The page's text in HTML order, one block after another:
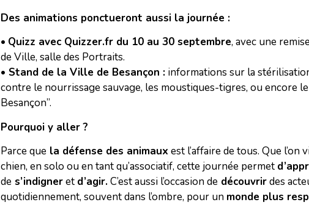
Des animations ponctueront aussi la journée :
• Quizz avec Quizzer.fr du 10 au 30 septembre, avec une
de Ville, salle des Portraits.
• Stand de la Ville de Besançon :informations sur la
contre le nourrissage sauvage, les moustiques-tigres, ou encore le
Besançon”.
Pourquoi y aller ?
Parce quela défense des animaux est l’affaire de tous. Que l’on
chien, en solo ou en tant qu’associatif, cette journée permet
des’indigneret d’agir.C’est aussi l’occasion dedécouvrirdes
quotidiennement, souvent dans l’ombre, pour un monde plus